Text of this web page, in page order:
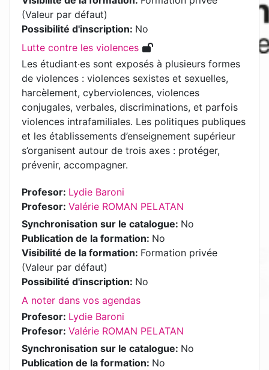
(Valeur par défaut)
Possibilité d'inscription: No
Lutte contre les violences
Les étudiant·es sont exposés à plusieurs formes
de violences : violences sexistes et sexuelles,
harcèlement, cyberviolences, violences
conjugales, verbales, discriminations, et parfois
violences intrafamiliales. Les politiques publiques
et les établissements d’enseignement supérieur
s’organisent autour de trois axes : protéger,
prévenir, accompagner.
Profesor: Lydie Baroni
Profesor: Valérie ROMAN PELATAN
Synchronisation sur le catalogue: No
Publication de la formation: No
Visibilité de la formation: Formation privée
(Valeur par défaut)
Possibilité d'inscription: No
A noter dans vos agendas
Profesor: Lydie Baroni
Profesor: Valérie ROMAN PELATAN
Synchronisation sur le catalogue: No
Publication de la formation: No